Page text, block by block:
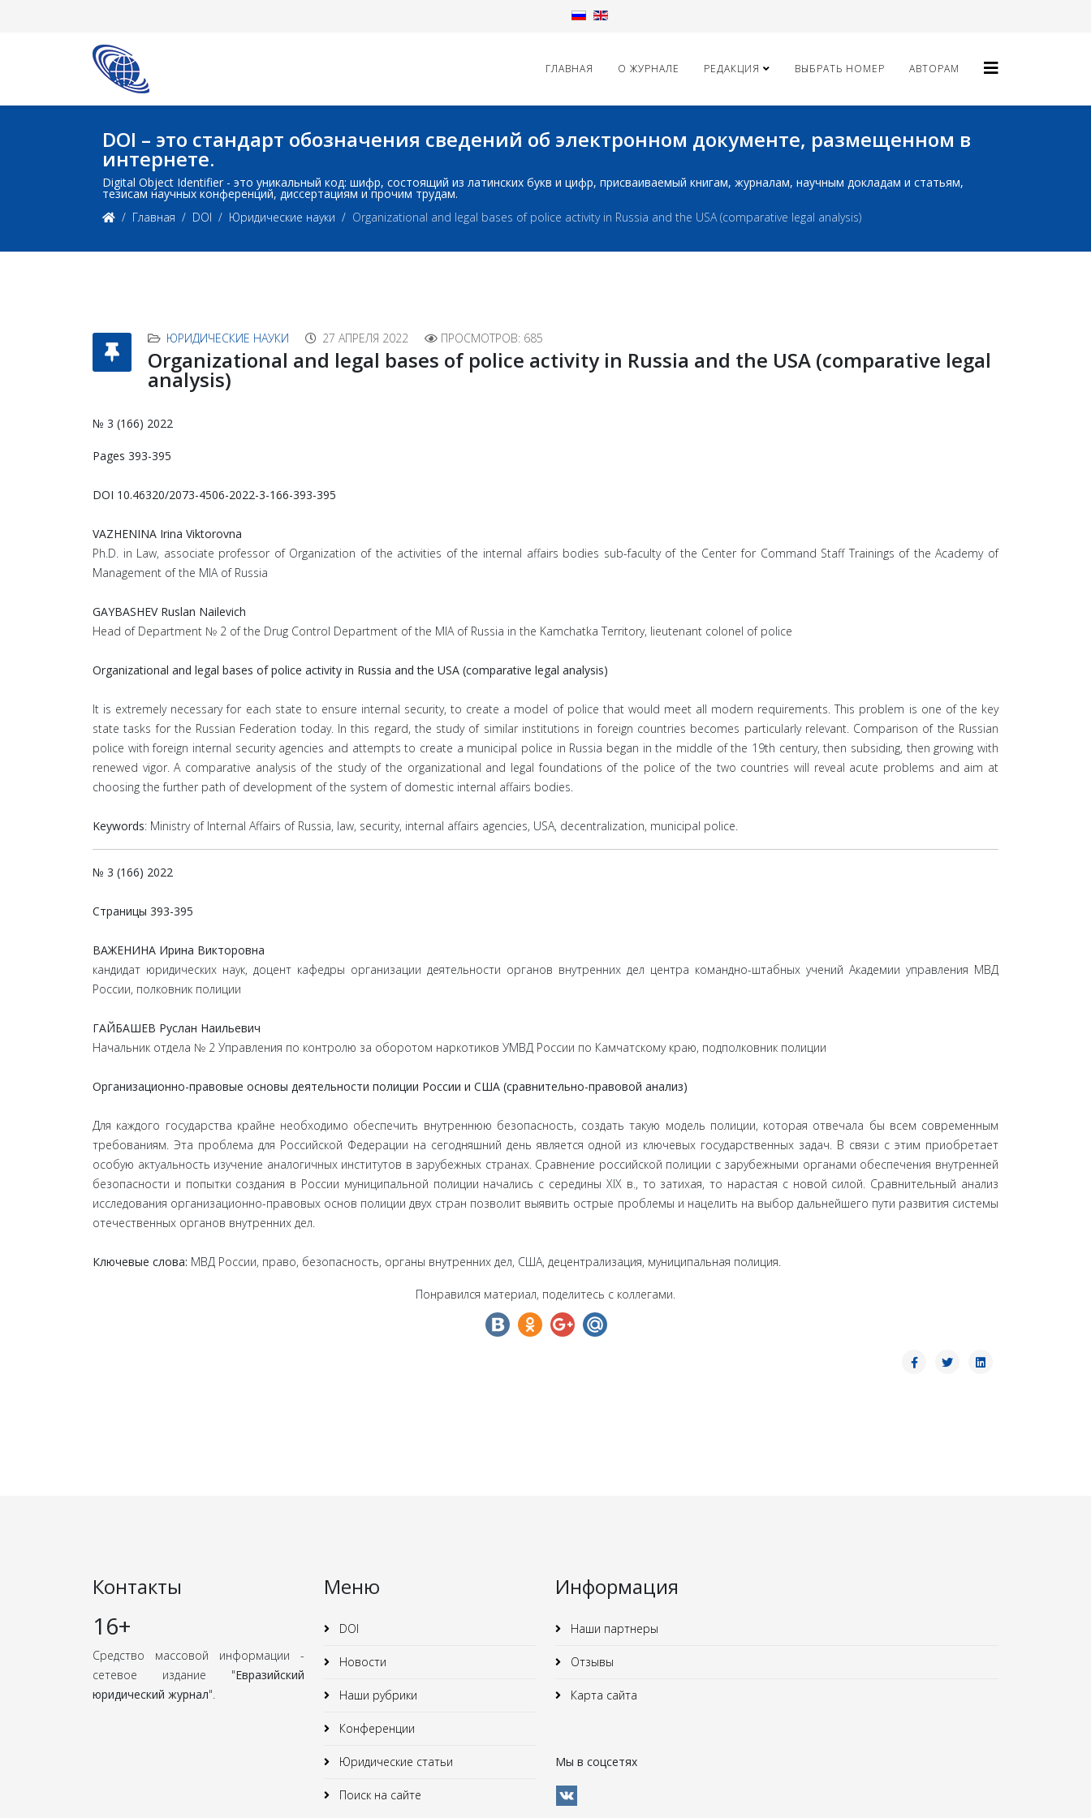
ГЛАВНАЯ О ЖУРНАЛЕ РЕДАКЦИЯ ВЫБРАТЬ НОМЕР АВТОРАМ
DOI – это стандарт обозначения сведений об электронном документе, размещенном в
интернете.
Digital Object Identifier - это уникальный код: шифр, состоящий из латинских букв и цифр, присваиваемый книгам, журналам, научным докладам и статьям,
тезисам научных конференций, диссертациям и прочим трудам.
Главная
DOI Юридические науки Organizational and legal bases of police activity in Russia and the USA (comparative legal analysis)
ЮРИДИЧЕСКИЕ НАУКИ 27 АПРЕЛЯ 2022 ПРОСМОТРОВ: 685
Organizational and legal bases of police activity in Russia and the USA (comparative legal
analysis)
№ 3 (166) 2022
Pages 393-395
DOI 10.46320/2073-4506-2022-3-166-393-395
VAZHENINA Irina Viktorovna
Ph.D. in Law, associate professor of Organization of the activities of the internal affairs bodies sub-faculty of the Center for Command Staff Trainings of the Academy of
Management of the MIA of Russia
GAYBASHEV Ruslan Nailevich
Head of Department № 2 of the Drug Control Department of the MIA of Russia in the Kamchatka Territory, lieutenant colonel of police
Organizational and legal bases of police activity in Russia and the USA (comparative legal analysis)
It is extremely necessary for each state to ensure internal security, to create a model of police that would meet all modern requirements. This problem is one of the key
state tasks for the Russian Federation today. In this regard, the study of similar institutions in foreign countries becomes particularly relevant. Comparison of the Russian
police with foreign internal security agencies and attempts to create a municipal police in Russia began in the middle of the 19th century, then subsiding, then growing with
renewed vigor. A comparative analysis of the study of the organizational and legal foundations of the police of the two countries will reveal acute problems and aim at
choosing the further path of development of the system of domestic internal affairs bodies.
Keywords: Ministry of Internal Affairs of Russia, law, security, internal affairs agencies, USA, decentralization, municipal police.
№ 3 (166) 2022
Страницы 393-395
ВАЖЕНИНА Ирина Викторовна
кандидат юридических наук, доцент кафедры организации деятельности органов внутренних дел центра командно-штабных учений Академии управления МВД
России, полковник полиции
ГАЙБАШЕВ Руслан Наильевич
Начальник отдела № 2 Управления по контролю за оборотом наркотиков УМВД России по Камчатскому краю, подполковник полиции
Организационно-правовые основы деятельности полиции России и США (сравнительно-правовой анализ)
Для каждого государства крайне необходимо обеспечить внутреннюю безопасность, создать такую модель полиции, которая отвечала бы всем современным
требованиям. Эта проблема для Российской Федерации на сегодняшний день является одной из ключевых государственных задач. В связи с этим приобретает
особую актуальность изучение аналогичных институтов в зарубежных странах. Сравнение российской полиции с зарубежными органами обеспечения внутренней
безопасности и попытки создания в России муниципальной полиции начались с середины XIX в., то затихая, то нарастая с новой силой. Сравнительный анализ
исследования организационно-правовых основ полиции двух стран позволит выявить острые проблемы и нацелить на выбор дальнейшего пути развития системы
отечественных органов внутренних дел.
Ключевые слова: МВД России, право, безопасность, органы внутренних дел, США, децентрализация, муниципальная полиция.
Понравился материал, поделитесь с коллегами.
Контакты
16+
Средство массовой информации -
сетевое издание "Евразийский
юридический журнал".
Меню
DOI
Новости
Наши рубрики
Конференции
Юридические статьи
Поиск на сайте
Информация
Наши партнеры
Отзывы
Карта сайта
Мы в соцсетях